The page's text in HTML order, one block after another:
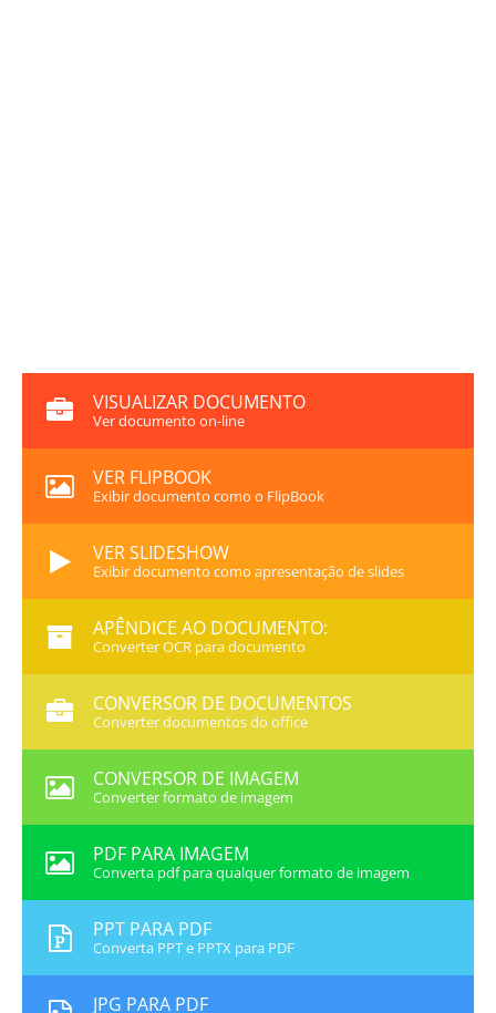
VISUALIZAR DOCUMENTO
Ver documento on-line
VER FLIPBOOK
Exibir documento como o FlipBook
VER SLIDESHOW
Exibir documento como apresentação de slides
APÊNDICE AO DOCUMENTO:
Converter OCR para documento
CONVERSOR DE DOCUMENTOS
Converter documentos do office
CONVERSOR DE IMAGEM
Converter formato de imagem
PDF PARA IMAGEM
Converta pdf para qualquer formato de imagem
PPT PARA PDF
Converta PPT e PPTX para PDF
JPG PARA PDF